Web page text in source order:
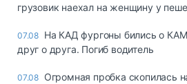
грузовик наехал на женщину у
07.08 На КАД фургоны бились о
друг о друга. Погиб водитель
07.08 Огромная пробка скопилась